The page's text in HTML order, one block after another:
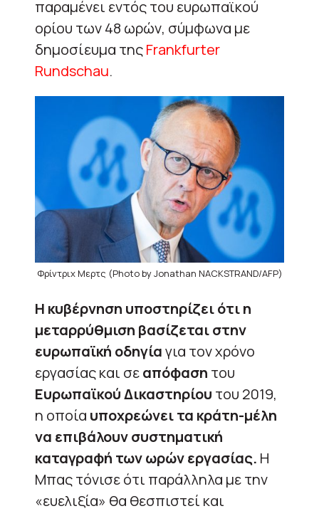
παραμένει εντός του ευρωπαϊκού
ορίου των 48 ωρών, σύμφωνα με
δημοσίευμα τηςFrankfurter
Rundschau.
Φρίντριχ Μερτς (Photo by Jonathan NACKSTRAND/AFP)
Η κυβέρνηση υποστηρίζει ότι η
μεταρρύθμιση βασίζεται στην
ευρωπαϊκή οδηγίαγια τον χρόνο
εργασίας και σεαπόφαση του
Ευρωπαϊκού Δικαστηρίου του 2019,
η οποία υποχρεώνει τα κράτη-μέλη
να επιβάλουν συστηματική
καταγραφή των ωρών εργασίας. Η
Μπας τόνισε ότι παράλληλα με την
«ευελιξία» θα θεσπιστεί και